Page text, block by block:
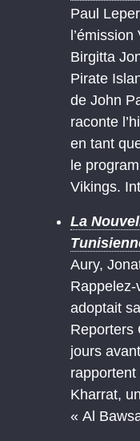
Paul
l’émission
Birgitta
Pirate
de John
raconte
en tant
le
Vikings.
La
Aury,
adoptait
Reporters
jours
Kharrat,
« Al